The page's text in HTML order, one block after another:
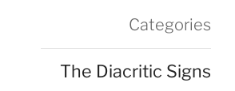
Categories
The Diacritic Signs